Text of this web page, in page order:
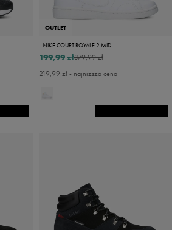
OUTLET
NIKE COURT ROYALE 2 MID
379,99 zł
199,99 zł
219,99 zł- najniższa cena